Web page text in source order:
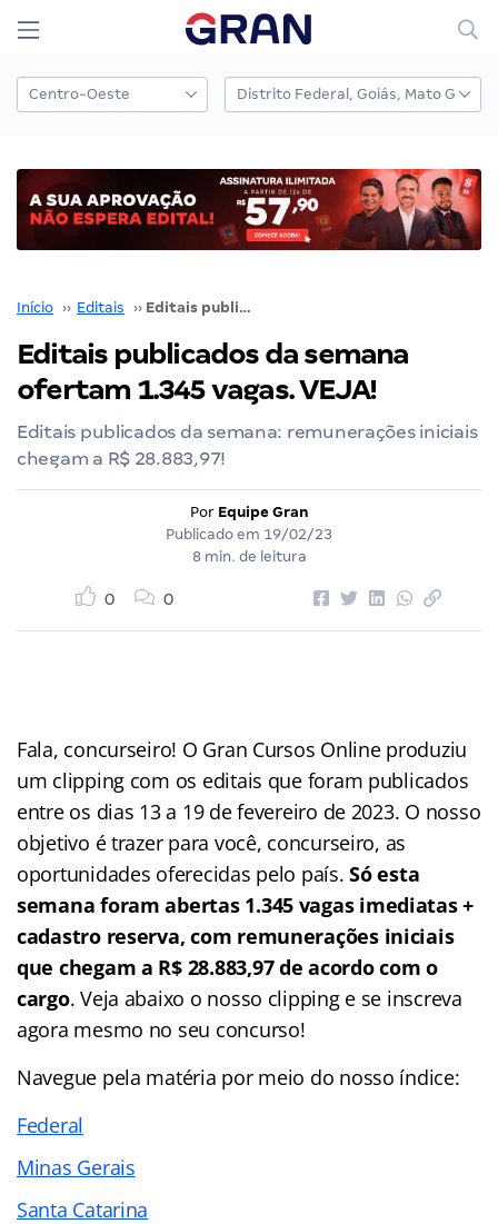
Início ›› Editais ›› Editais publicados da semana ofertam 1.345 vagas. VEJA!
Editais publicados da semana
ofertam 1.345 vagas. VEJA!
Editais publicados da semana: remunerações iniciais
chegam a R$ 28.883,97!
Por Equipe Gran
Publicado em 19/02/23
8 min. de leitura
0 0
Fala, concurseiro! O Gran Cursos Online produziu
um clipping com os editais que foram publicados
entre os dias 13 a 19 de fevereiro de 2023. O nosso
objetivo é trazer para você, concurseiro, as
oportunidades oferecidas pelo país.Só esta
semana foram abertas 1.345 vagas imediatas +
cadastro reserva, com remunerações iniciais
que chegam a R$ 28.883,97 de acordo com o
cargo. Veja abaixo o nosso clipping e se inscreva
agora mesmo no seu concurso!
Navegue pela matéria por meio do nosso índice:
Federal
Minas Gerais
Santa Catarina